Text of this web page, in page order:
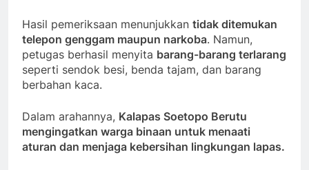
Hasil pemeriksaan menunjukkan tidak ditemukan
telepon genggam maupun narkoba. Namun,
petugas berhasil menyita barang-barang terlarang
seperti sendok besi, benda tajam, dan barang
berbahan kaca.
Dalam arahannya, Kalapas Soetopo Berutu
mengingatkan warga binaan untuk menaati
aturan dan menjaga kebersihan lingkungan lapas.